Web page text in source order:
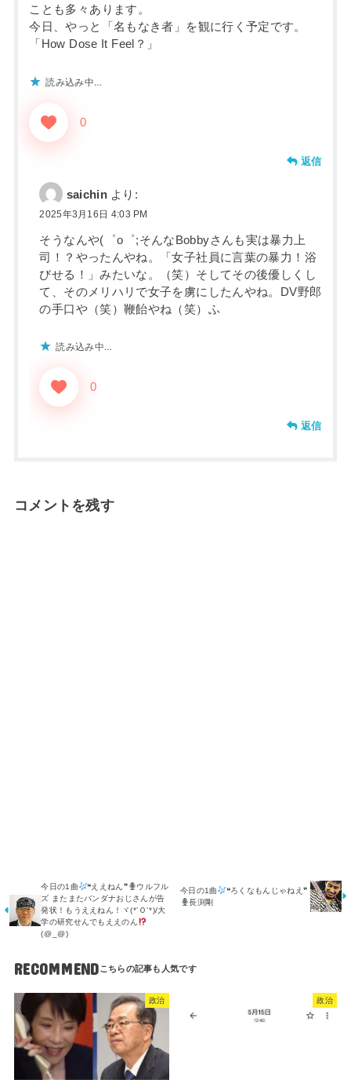
ことも多々あります。
今日、やっと「名もなき者」を観に行く予定です。
「How Dose It Feel？」
読み込み中…
0
返信
saichin より:
2025年3月16日 4:03 PM
そうなんや(⁠゜⁠o⁠゜⁠;そんなBobbyさんも実は暴力上
司！？やったんやね。「女子社員に言葉の暴力！浴
びせる！」みたいな。（笑）そしてその後優しくし
て、そのメリハリで女子を虜にしたんやね。DV野郎
の手口や（笑）鞭飴やね（笑）ふ
読み込み中…
0
返信
コメントを残す
今日の1曲 ❝ええねん❞
ウルフル
ズ またまたバンダナおじさんが告
発状！もうええねん！ヾ⁠(⁠*⁠’⁠Ｏ⁠’⁠*⁠)⁠/大
学の研究せんでもええのん
(⁠@⁠_⁠@⁠)
今日の1曲
❝ろくなもんじゃねえ❞
長渕剛
RECOMMEND
政治 政治